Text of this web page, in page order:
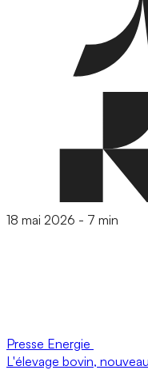
18 mai 2026 - 7 min
Presse Energie
L'élevage bovin,